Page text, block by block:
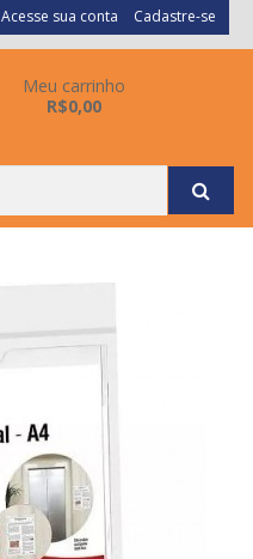
Acesse sua conta Cadastre-se
Meu carrinho
R$0,00